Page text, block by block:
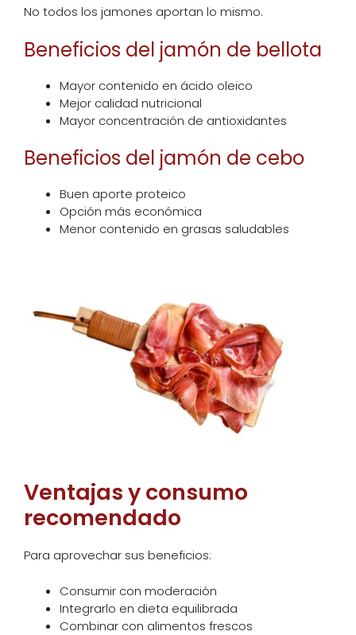
No todos los jamones aportan lo mismo.
Beneficios del jamón de bellota
Mayor contenido en ácido oleico
Mejor calidad nutricional
Mayor concentración de antioxidantes
Beneficios del jamón de cebo
Buen aporte proteico
Opción más económica
Menor contenido en grasas saludables
Ventajas y consumo
recomendado
Para aprovechar sus beneficios:
Consumir con moderación
Integrarlo en dieta equilibrada
Combinar con alimentos frescos